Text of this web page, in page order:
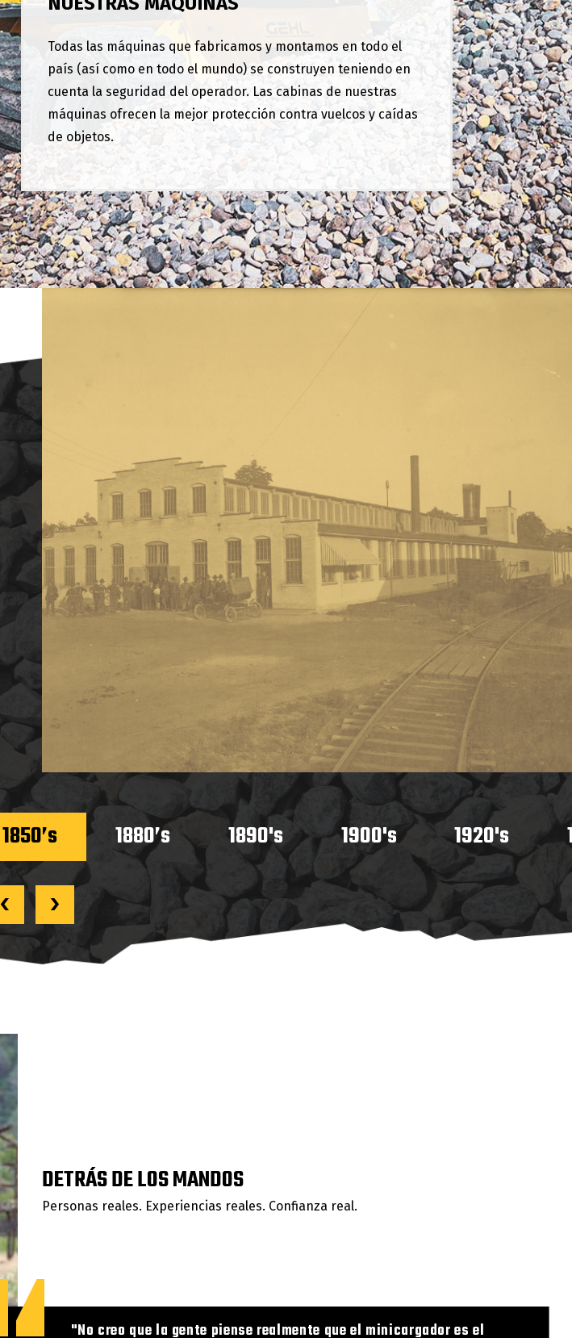
Todas las máquinas que fabricamos y montamos en todo el
país (así como en todo el mundo) se construyen teniendo en
cuenta la seguridad del operador. Las cabinas de nuestras
máquinas ofrecen la mejor protección contra vuelcos y caídas
de objetos.
1850’s 1880’s 1890's 1900's 1920's
‹ ›
DETRÁS DE LOS MANDOS
Personas reales. Experiencias reales. Confianza real.
"No creo que la gente piense realmente que el minicargador es el